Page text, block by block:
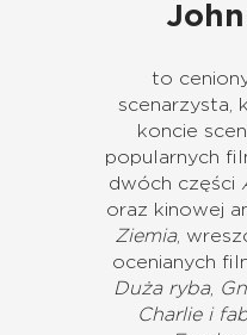
to
scenarzysta,
koncie
popularnych
dwóch części
oraz kinowej
Ziemia,
ocenianych
Duża ryba,
Charlie i